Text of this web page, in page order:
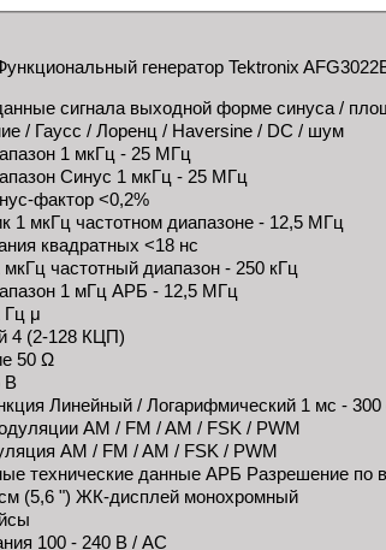
генератор Tektronix
сигнала выходной форме синуса /
/ Гаусс / Лоренц / Haversine / DC / шум
1 мкГц - 25 МГц
Синус 1 мкГц - 25 МГц
фактор <0,2%
1 мкГц частотном диапазоне - 12,5 МГц
квадратных <18 нс
мкГц частотный диапазон - 250 кГц
1 мГц АРБ - 12,5 МГц
Гц μ
4 (2-128 КЦП)
50 Ω
В
Линейный / Логарифмический 1 мс - 300
AM / FM / AM / FSK / PWM
AM / FM / AM / FSK / PWM
технические данные АРБ Разрешение по
(5,6 ") ЖК-дисплей монохромный
100 - 240 В / AC